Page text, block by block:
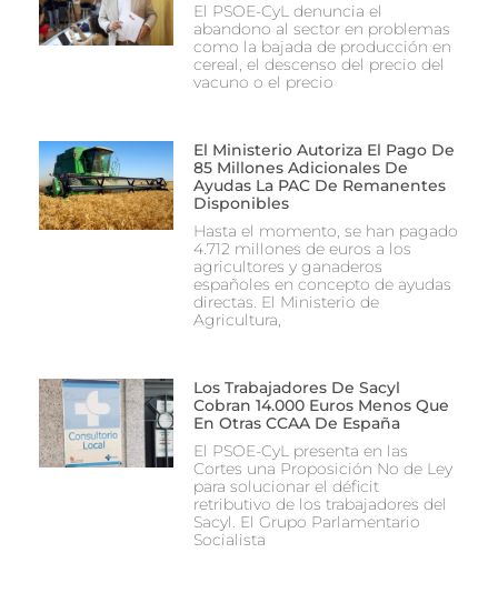
El PSOE-CyL denuncia el
abandono al sector en problemas
como la bajada de producción en
cereal, el descenso del precio del
vacuno o el precio
El Ministerio Autoriza El Pago De
85 Millones Adicionales De
Ayudas La PAC De Remanentes
Disponibles
Hasta el momento, se han pagado
4.712 millones de euros a los
agricultores y ganaderos
españoles en concepto de ayudas
directas. El Ministerio de
Agricultura,
Los Trabajadores De Sacyl
Cobran 14.000 Euros Menos Que
En Otras CCAA De España
El PSOE-CyL presenta en las
Cortes una Proposición No de Ley
para solucionar el déficit
retributivo de los trabajadores del
Sacyl. El Grupo Parlamentario
Socialista